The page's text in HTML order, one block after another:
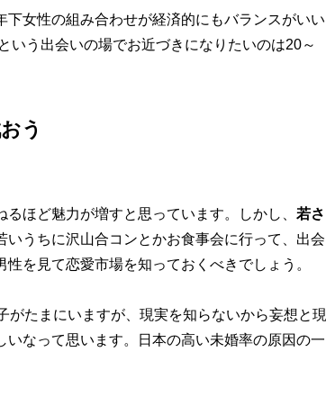
女性の組み合わせが経済的にもバランスがいい
いう出会いの場でお近づきになりたいのは20～
う
ほど魅力が増すと思っています。しかし、 若さ
いうちに沢山合コンとかお食事会に行って、出会
を見て恋愛市場を知っておくべきでしょう。
たまにいますが、現実を知らないから妄想と現
なって思います。日本の高い未婚率の原因の一